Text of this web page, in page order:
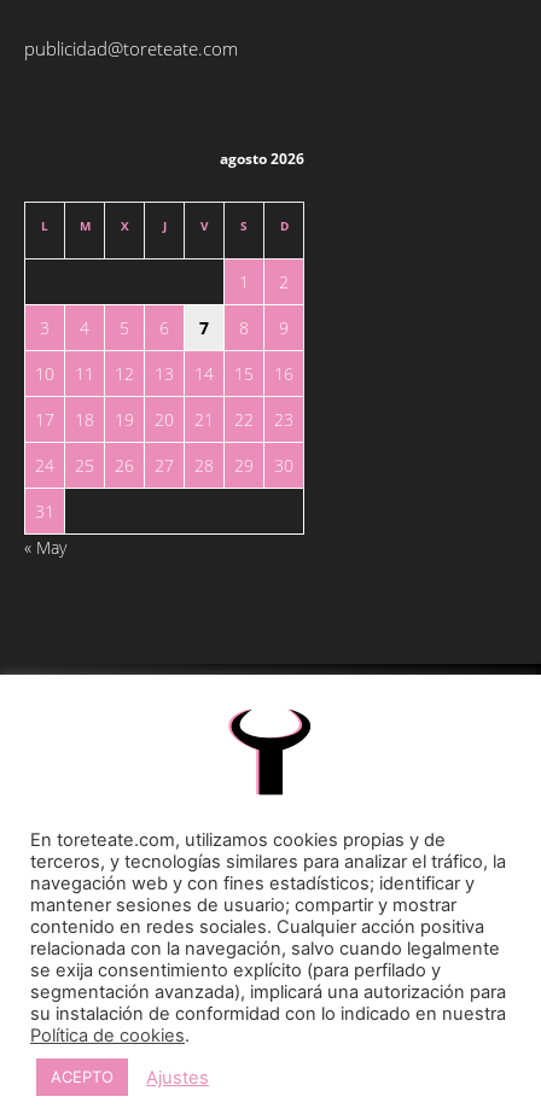
publicidad@toreteate.com
agosto 2026
L M X J V S D
1
2
3
4 5 6 7 8
9
10
11 12 13 14 15
16
17
18 19 20 21 22
23
24
25 26 27 28 29
30
31
« May
Toreteate Ⓒ 2023. Todos los derechos reservados
expresa por escrito.
En toreteate.com, utilizamos cookies propias y de
terceros, y tecnologías similares para analizar el tráfico, la
navegación web y con fines estadísticos; identificar y
mantener sesiones de usuario; compartir y mostrar
contenido en redes sociales. Cualquier acción positiva
relacionada con la navegación, salvo cuando legalmente
se exija consentimiento explícito (para perfilado y
segmentación avanzada), implicará una autorización para
su instalación de conformidad con lo indicado en nuestra
Política de cookies.
ACEPTO Ajustes